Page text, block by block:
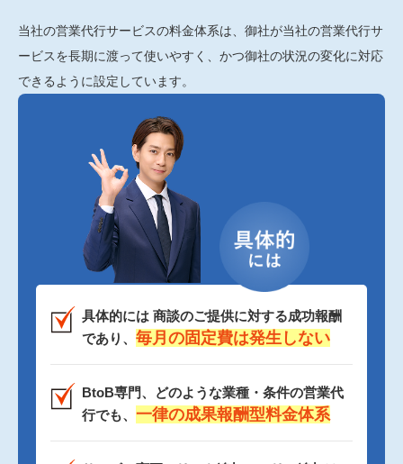
当社の営業代行サービスの料金体系は、御社が当社の営業代行サ
ービスを長期に渡って使いやすく、かつ御社の状況の変化に対応
できるように設定しています。
具体的には 商談のご提供に対する成功報酬
であり、 毎月の固定費は発生しない
BtoB専門、どのような業種・条件の営業代
行でも、 一律の成果報酬型料金体系